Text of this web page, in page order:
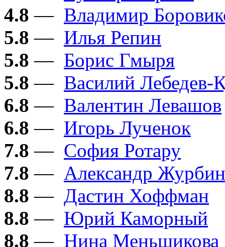
4.8 — Владимир
5.8 — Илья Репин
5.8 — Борис Гмыря
5.8 — Василий Лебедев-
6.8 — Валентин Левашов
6.8 — Игорь Лученок
7.8 — София Ротару
7.8 — Александр Журбин
8.8 — Дастин Хоффман
8.8 — Юрий Каморный
8.8 — Нина Меньшикова